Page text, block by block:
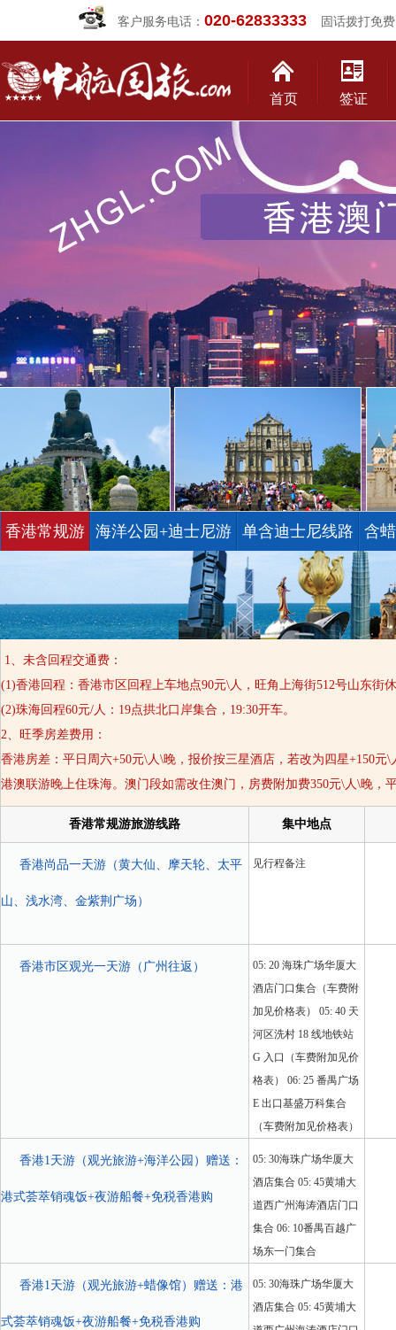
客户服务电话： 020-62833333固话拨打免费
首页 签证
香港常规游 海洋公园+迪士尼游 单含迪士尼线路 含
1、未含回程交通费：
(1)香港回程：香港市区回程上车地点90元\人，旺角上海街512号山东
(2)珠海回程60元/人：19点拱北口岸集合，19:30开车。
2、旺季房差费用：
香港房差：平日周六+50元\人\晚，报价按三星酒店，若改为四星+150元\
港澳联游晚上住珠海。澳门段如需改住澳门，房费附加费350元\人\晚，
香港常规游旅游线路 集中地点
香港尚品一天游（黄大仙、摩天轮、太平
山、浅水湾、金紫荆广场）
见行程备注
香港市区观光一天游（广州往返）
05: 20 海珠广场华厦大
酒店门口集合（车费附
加见价格表） 05: 40 天
河区洗村 18 线地铁站
G 入口（车费附加见价
格表） 06: 25 番禺广场
E 出口基盛万科集合
（车费附加见价格表）
香港1天游（观光旅游+海洋公园）赠送：
港式荟萃销魂饭+夜游船餐+免税香港购
05: 30海珠广场华厦大
酒店集合 05: 45黄埔大
道西广州海涛酒店门口
集合 06: 10番禺百越广
场东一门集合
香港1天游（观光旅游+蜡像馆）赠送：港
式荟萃销魂饭+夜游船餐+免税香港购
05: 30海珠广场华厦大
酒店集合 05: 45黄埔大